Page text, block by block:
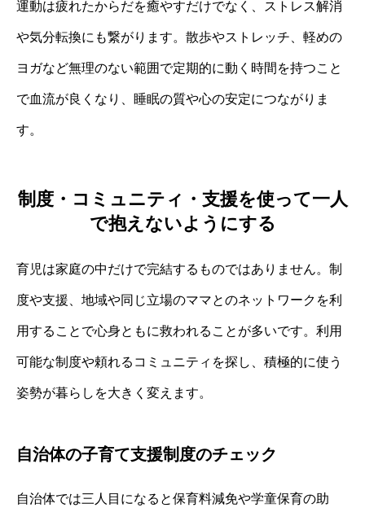
運動は疲れたからだを癒やすだけでなく、ストレス解消
や気分転換にも繋がります。散歩やストレッチ、軽めの
ヨガなど無理のない範囲で定期的に動く時間を持つこと
で血流が良くなり、睡眠の質や心の安定につながりま
す。
制度・コミュニティ・支援を使って一人
で抱えないようにする
育児は家庭の中だけで完結するものではありません。制
度や支援、地域や同じ立場のママとのネットワークを利
用することで心身ともに救われることが多いです。利用
可能な制度や頼れるコミュニティを探し、積極的に使う
姿勢が暮らしを大きく変えます。
自治体の子育て支援制度のチェック
自治体では三人目になると保育料減免や学童保育の助